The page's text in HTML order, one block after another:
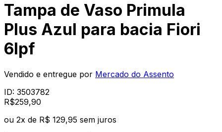
Tampa de Vaso Primula
Plus Azul para bacia Fiori
6lpf
Vendido e entregue por Mercado do Assento
ID: 3503782
R$259,90
ou 2x de R$ 129,95 sem juros